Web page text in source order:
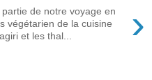
›
de notre voyage en
végétarien de la cuisine
et les thal...